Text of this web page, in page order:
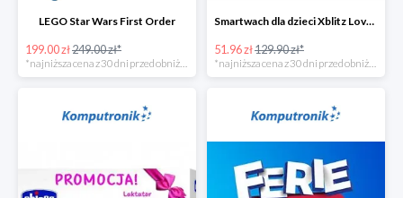
LEGO Star Wars First Order
199.00 zł249.00 zł*
Smartwach dla dzieci Xblitz LoveME -60%
51.96 zł129.90 zł*